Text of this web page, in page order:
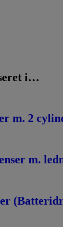
i…
m. 2
m.